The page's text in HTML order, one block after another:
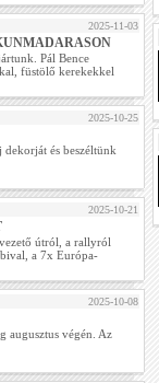
2025-11-03
Pál Bence
füstölő kerekekkel
2025-10-25
és beszéltünk
2025-10-21
útról, a rallyról
a 7x Európa-
2025-10-08
augusztus végén. Az